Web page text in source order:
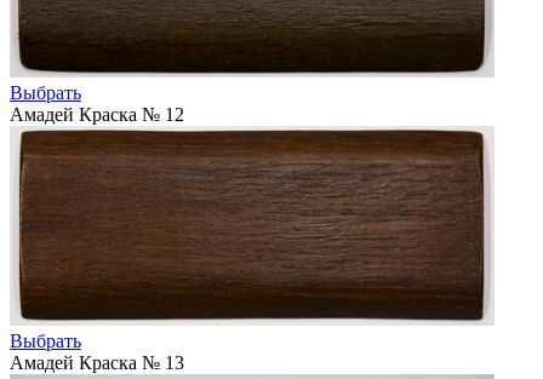
Выбрать
Амадей Краска № 12
Выбрать
Амадей Краска № 13